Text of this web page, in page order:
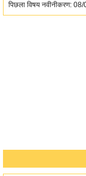
पिछला विषय नवीनीकरण: